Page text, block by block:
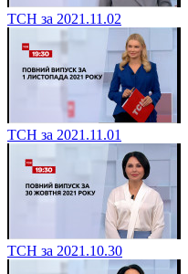
ТСН за 2021.11.02
ТСН за 2021.11.01
ТСН за 2021.10.30